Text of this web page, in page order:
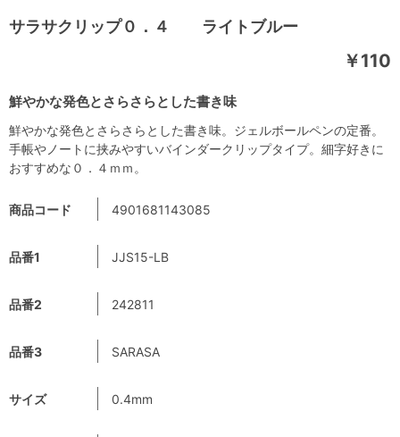
サラサクリップ０．４ ライトブルー
鮮やかな発色とさらさらとした書き味
￥110
商品コード 4901681143085
品番1 JJS15-LB
品番2 242811
品番3 SARASA
サイズ 0.4mm
鮮やかな発色とさらさらとした書き味。ジェルボールペンの定番。
手帳やノートに挟みやすいバインダークリップタイプ。細字好きに
おすすめな０．４ｍｍ。